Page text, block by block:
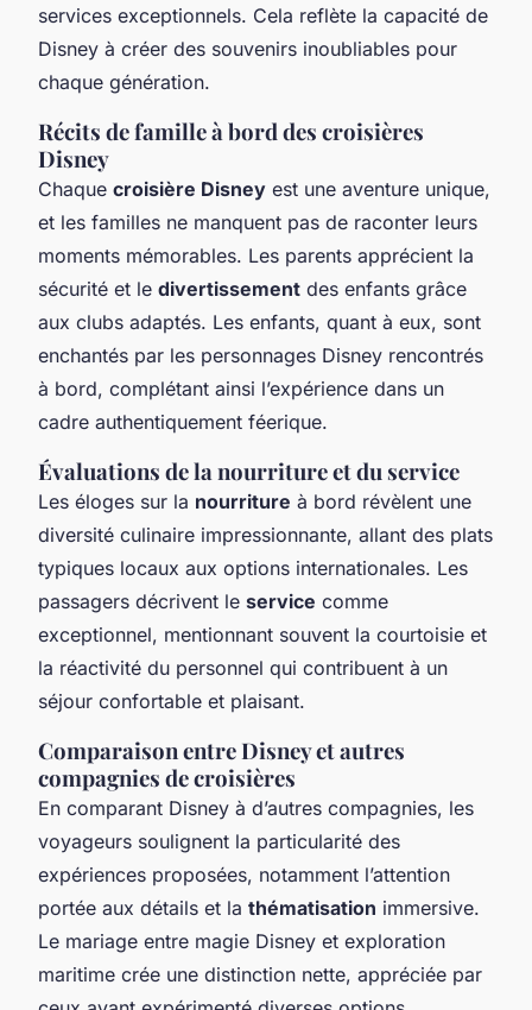
services exceptionnels. Cela reflète la capacité de
Disney à créer des souvenirs inoubliables pour
chaque génération.
Récits de famille à bord des croisières
Disney
Chaque croisière Disney est une aventure unique,
et les familles ne manquent pas de raconter leurs
moments mémorables. Les parents apprécient la
sécurité et le divertissement des enfants grâce
aux clubs adaptés. Les enfants, quant à eux, sont
enchantés par les personnages Disney rencontrés
à bord, complétant ainsi l’expérience dans un
cadre authentiquement féerique.
Évaluations de la nourriture et du service
Les éloges sur la nourriture à bord révèlent une
diversité culinaire impressionnante, allant des plats
typiques locaux aux options internationa​les. Les
passagers décrivent le service comme
exceptionnel, mentionnant souvent la courtoisie et
la réactivité du personnel qui contribuent à un
séjour confortable et plaisant.
Comparaison entre Disney et autres
compagnies de croisières
En comparant Disney à d’autres compagnies, les
voyageurs soulignent la particularité des
expériences proposées, notamment l’attention
portée aux détails et la thématisation immersive.
Le mariage entre magie Disney et exploration
maritime crée une distinction nette, appréciée par